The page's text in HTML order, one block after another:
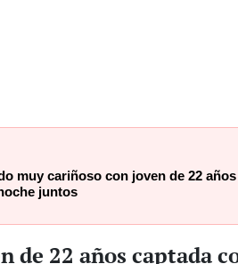
muy cariñoso con joven de 22
juntos
de 22 años captada